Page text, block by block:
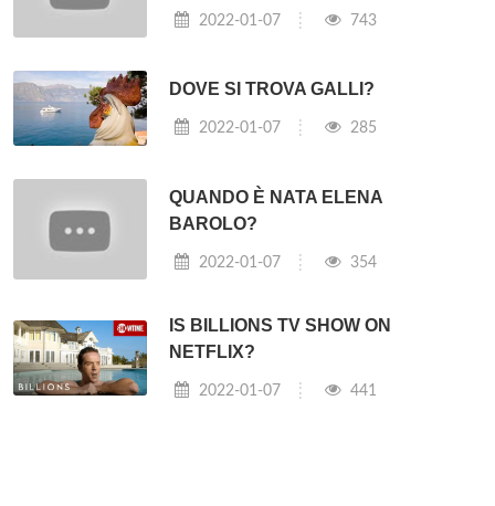
2022-01-07 743
DOVE SI TROVA GALLI?
2022-01-07 285
QUANDO È NATA ELENA
BAROLO?
2022-01-07 354
IS BILLIONS TV SHOW ON
NETFLIX?
2022-01-07 441